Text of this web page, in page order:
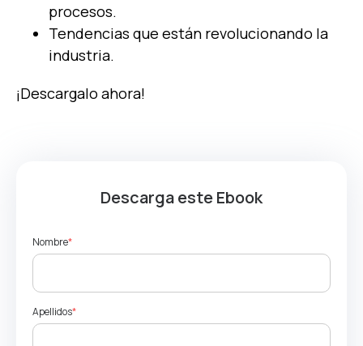
procesos.
Tendencias que están revolucionando la
industria.
¡Descargalo ahora!
Descarga este Ebook
Nombre*
Apellidos*